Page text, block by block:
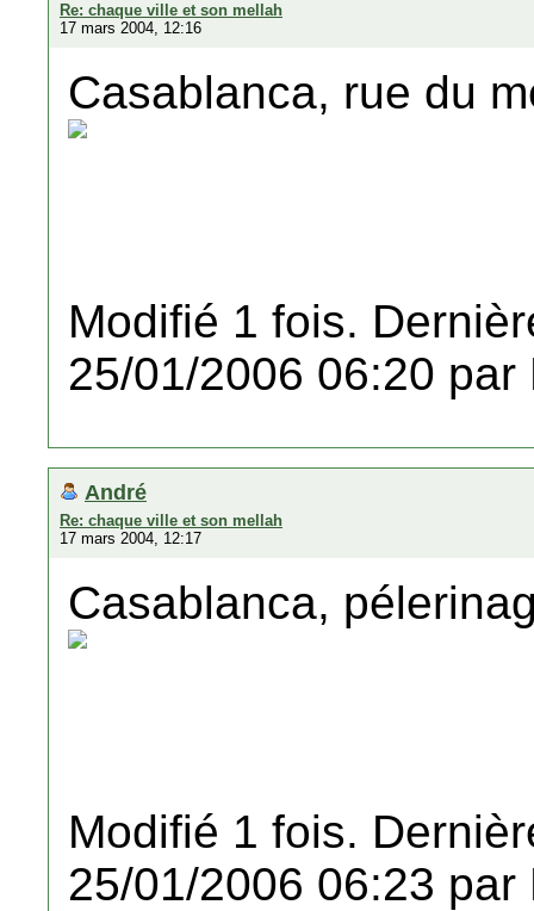
Re: chaque ville et son mellah
17 mars 2004, 12:16
Casablanca, rue du
Modifié 1 fois.
25/01/2006 06:20 par
André
Re: chaque ville et son mellah
17 mars 2004, 12:17
Casablanca,
Modifié 1 fois.
25/01/2006 06:23 par